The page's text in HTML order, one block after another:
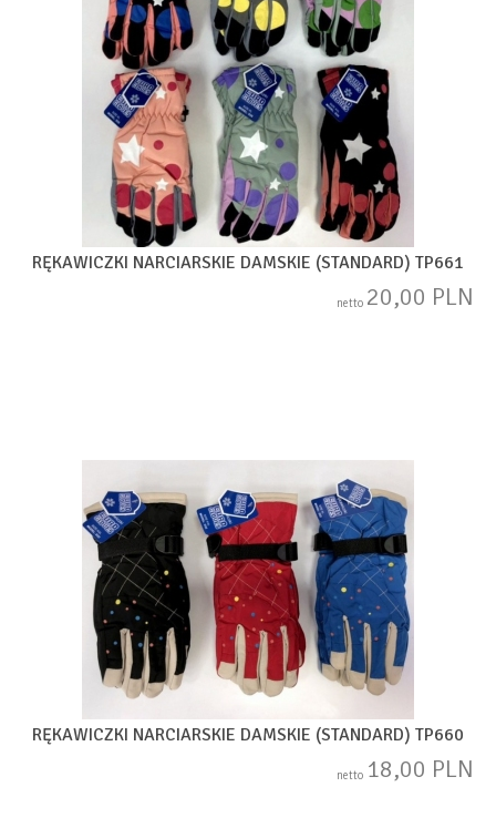
RĘKAWICZKI NARCIARSKIE DAMSKIE (STANDARD) TP661
netto 20,00 PLN
RĘKAWICZKI NARCIARSKIE DAMSKIE (STANDARD) TP660
netto 18,00 PLN